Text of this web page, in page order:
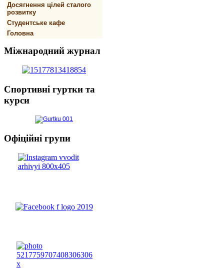
Досягнення цілей сталого
розвитку
Студентське кафе
Головна
Міжнародний журнал
Спортивнi гуртки та
курси
Офіційні групи